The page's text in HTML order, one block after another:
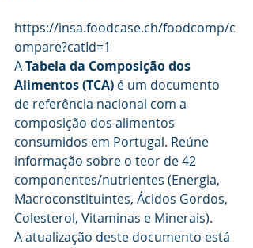
https://insa.foodcase.ch/foodcomp/c
ompare?catId=1
A Tabela da Composição dos
Alimentos (TCA) é um documento
de referência nacional com a
composição dos alimentos
consumidos em Portugal. Reúne
informação sobre o teor de 42
componentes/nutrientes (Energia,
Macroconstituintes, Ácidos Gordos,
Colesterol, Vitaminas e Minerais).
A atualização deste documento está